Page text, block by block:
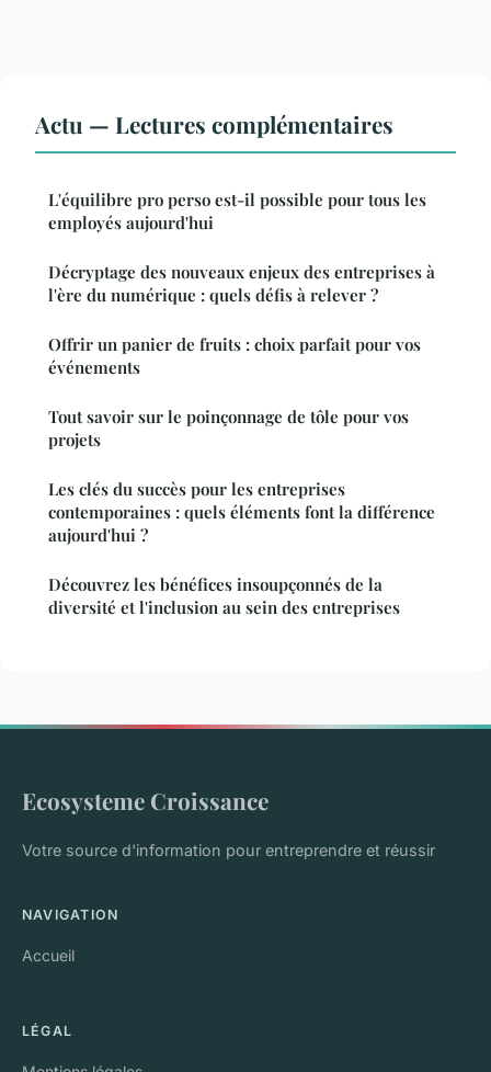
Actu — Lectures complémentaires
L'équilibre pro perso est-il possible pour tous les
employés aujourd'hui
Décryptage des nouveaux enjeux des entreprises à
l'ère du numérique : quels défis à relever ?
Offrir un panier de fruits : choix parfait pour vos
événements
Tout savoir sur le poinçonnage de tôle pour vos
projets
Les clés du succès pour les entreprises
contemporaines : quels éléments font la différence
aujourd'hui ?
Découvrez les bénéfices insoupçonnés de la
diversité et l'inclusion au sein des entreprises
Ecosysteme Croissance
Votre source d'information pour entreprendre et réussir
NAVIGATION
Accueil
LÉGAL